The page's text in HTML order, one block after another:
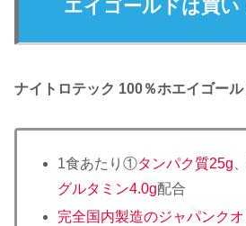
エイゴールドは買い
ナイトロテック 100％ホエイゴール
1食あたり①タンパク質25g
グルタミン4.0g配合
完全国内製造のジャパンクオ